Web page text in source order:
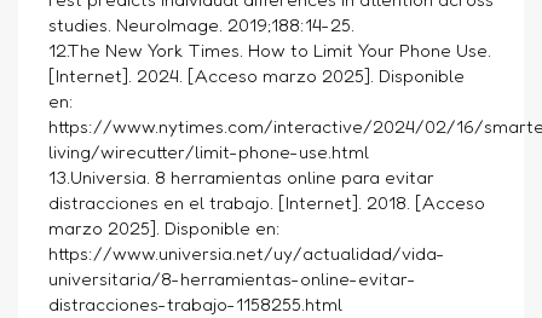
studies. NeuroImage. 2019;188:14-25.
12.The New York Times. How to Limit Your Phone Use.
[Internet]. 2024. [Acceso marzo 2025]. Disponible
en:
https://www.nytimes.com/interactive/2024/02/16/
living/wirecutter/limit-phone-use.html
13.Universia. 8 herramientas online para evitar
distracciones en el trabajo. [Internet]. 2018. [Acceso
marzo 2025]. Disponible en:
https://www.universia.net/uy/actualidad/vida-
universitaria/8-herramientas-online-evitar-
distracciones-trabajo-1158255.html